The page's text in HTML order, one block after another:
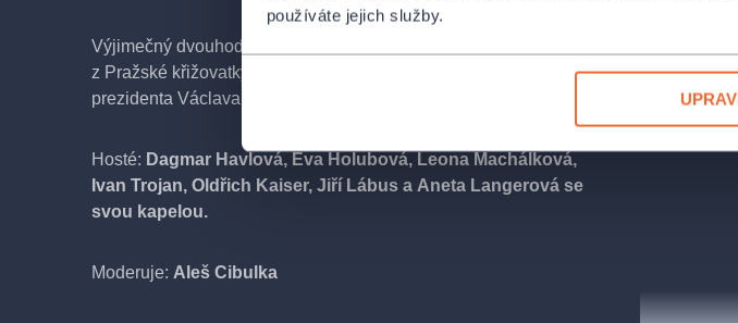
používáte jejich služby.
Výjimečný dvouhodinový přímý přenos Českého rozhlasu Dvojka
z Pražské křižovatky na počest nedožitých devadesátých narozenin
prezidenta Václava Havla.
Hosté: Dagmar Havlová, Eva Holubová, Leona Machálková,
Ivan Trojan, Oldřich Kaiser, Jiří Lábus a Aneta Langerová se
svou kapelou.
Moderuje: Aleš Cibulka